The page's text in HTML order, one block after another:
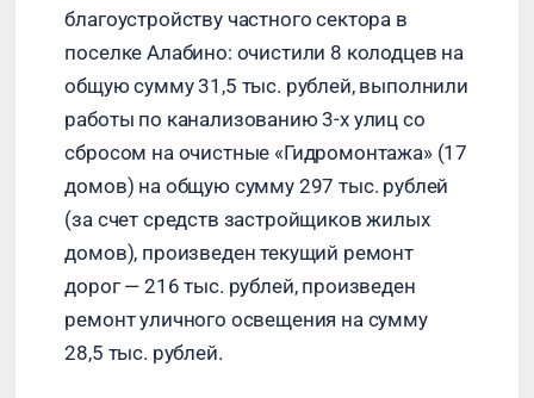
благоустройству частного сектора в
поселке Алабино: очистили 8 колодцев на
общую сумму 31,5 тыс. рублей, выполнили
работы по канализованию 3-х улиц со
сбросом на очистные «Гидромонтажа» (17
домов) на общую сумму 297 тыс. рублей
(за счет средств застройщиков жилых
домов), произведен текущий ремонт
дорог — 216 тыс. рублей, произведен
ремонт уличного освещения на сумму
28,5 тыс. рублей.